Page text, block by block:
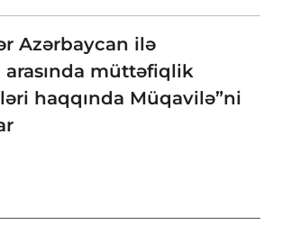
Azərbaycan ilə
arasında müttəfiqlik
haqqında Müqavilə”ni